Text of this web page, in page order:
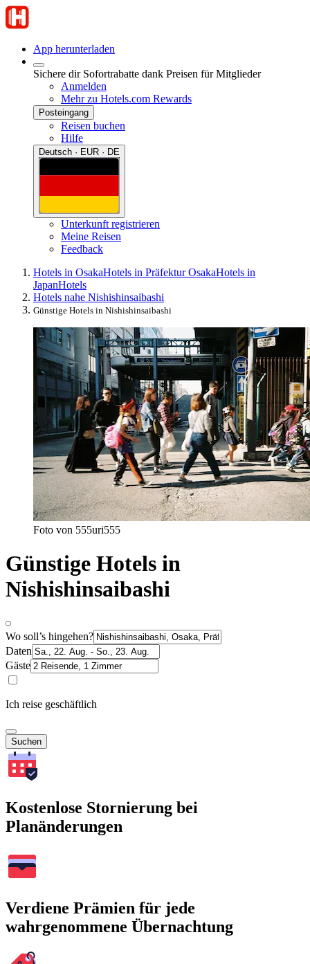
App herunterladen
Sichere dir Sofortrabatte dank Preisen für Mitglieder
Anmelden
Mehr zu Hotels.com Rewards
Posteingang
Reisen buchen
Hilfe
Deutsch · EUR · DE
Unterkunft registrieren
Meine Reisen
Feedback
Hotels in OsakaHotels in Präfektur OsakaHotels in
JapanHotels
Hotels nahe Nishishinsaibashi
Günstige Hotels in Nishishinsaibashi
Foto von 555uri555
Günstige Hotels in
Nishishinsaibashi
Wo soll’s hingehen?
Daten
Gäste
Ich reise geschäftlich
Suchen
Kostenlose Stornierung bei
Planänderungen
Verdiene Prämien für jede
wahrgenommene Übernachtung